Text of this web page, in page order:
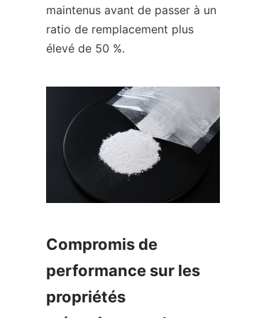
maintenus avant de passer à un
ratio de remplacement plus
élevé de 50 %.
Compromis de
performance sur les
propriétés